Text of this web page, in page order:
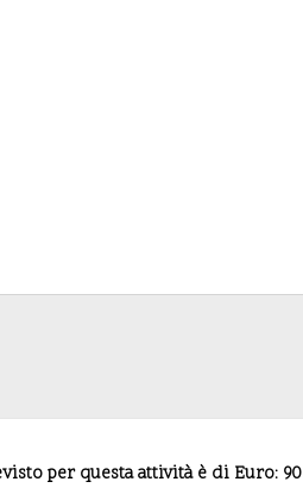
per questa attività è di Euro: 90